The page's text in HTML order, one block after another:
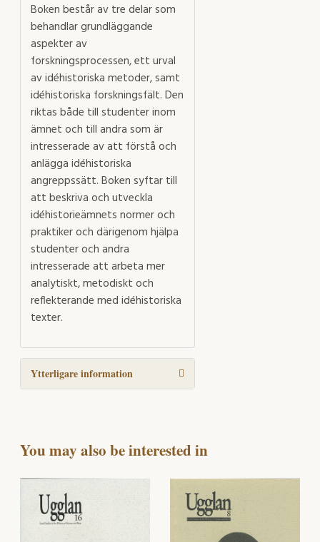
Boken består av tre delar som
behandlar grundläggande
aspekter av
forskningsprocessen, ett urval
av idéhistoriska metoder, samt
idéhistoriska forskningsfält. Den
riktas både till studenter inom
ämnet och till andra som är
intresserade av att förstå och
anlägga idéhistoriska
angreppssätt. Boken syftar till
att beskriva och utveckla
idéhistorieämnets normer och
praktiker och därigenom hjälpa
studenter och andra
intresserade att arbeta mer
analytiskt, metodiskt och
reflekterande med idéhistoriska
texter.
Ytterligare information
You may also be interested in